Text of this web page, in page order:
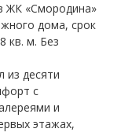
ЖК «Смородина»
дома, срок
кв. м. Без
из десяти
с
и
этажах,